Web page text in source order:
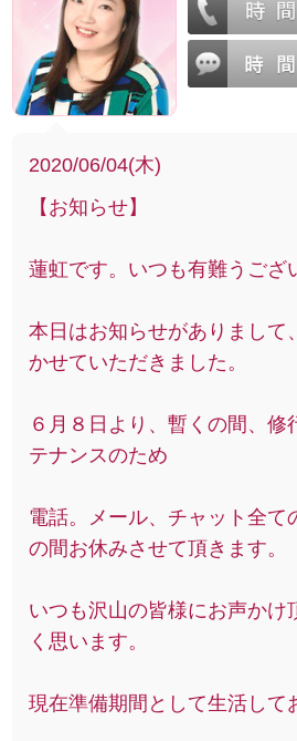
2020/06/04(木)
【お知らせ】
蓮虹です。いつも有難うござ
本日はお知らせがありまして
かせていただきました。
６月８日より、暫くの間、修
テナンスのため
電話。メール、チャット全て
の間お休みさせて頂きます。
いつも沢山の皆様にお声かけ
く思います。
現在準備期間として生活して